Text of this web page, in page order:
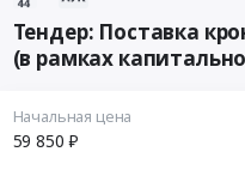
Тендер: Поставка
(в рамках
Начальная цена
59 850 ₽